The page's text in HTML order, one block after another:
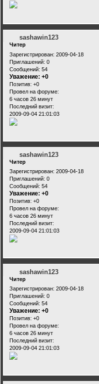
sashawin123
Читер
Зарегистрирован: 2009-04-18
Приглашений: 0
Сообщений: 54
Уважение: +0
Позитив: +0
Провел на форуме:
6 часов 26 минут
Последний визит:
2009-09-04 21:01:03
sashawin123
Читер
Зарегистрирован: 2009-04-18
Приглашений: 0
Сообщений: 54
Уважение: +0
Позитив: +0
Провел на форуме:
6 часов 26 минут
Последний визит:
2009-09-04 21:01:03
sashawin123
Читер
Зарегистрирован: 2009-04-18
Приглашений: 0
Сообщений: 54
Уважение: +0
Позитив: +0
Провел на форуме:
6 часов 26 минут
Последний визит:
2009-09-04 21:01:03